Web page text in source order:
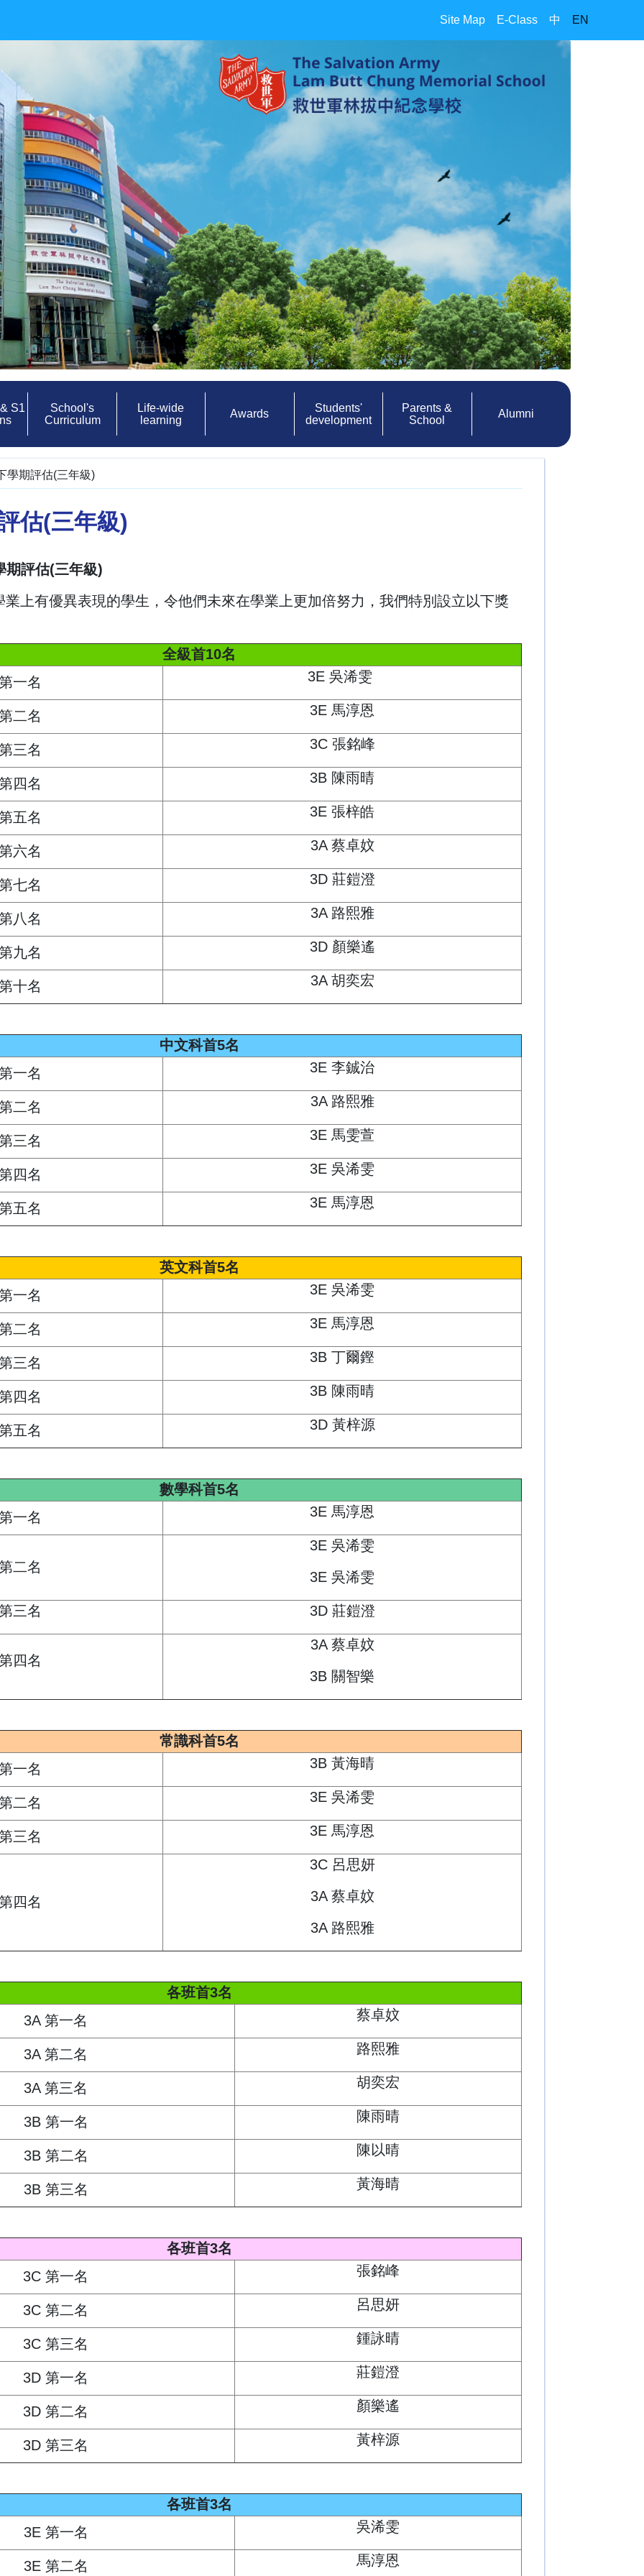
Site Map E-Class 中 EN
S1
School's
Curriculum
Life-wide
learning
Awards
Students'
development
Parents &
School
Alumni
學期評估(三年級)
估(三年級)
期評估(三年級)
上有優異表現的學生，令他們未來在學業上更加倍努力，我們特別設立以下獎
全級首10名
一名
3E 吳浠雯
二名 3E 馬淳恩
三名 3C 張銘峰
四名 3B 陳雨晴
五名 3E 張梓皓
六名 3A 蔡卓妏
七名 3D 莊鎧澄
八名 3A 路熙雅
九名 3D 顏樂遙
十名 3A 胡奕宏
中文科首5名
一名
3E 李鋮治
二名 3A 路熙雅
三名 3E 馬雯萱
四名 3E 吳浠雯
五名 3E 馬淳恩
英文科首5名
一名
3E 吳浠雯
二名 3E 馬淳恩
三名 3B 丁爾鏗
四名 3B 陳雨晴
五名 3D 黃梓源
數學科首5名
一名
3E 馬淳恩
二名
3E 吳浠雯
3E 吳浠雯
三名 3D 莊鎧澄
四名
3A 蔡卓妏
3B 關智樂
常識科首5名
一名
3B 黃海晴
二名 3E 吳浠雯
三名 3E 馬淳恩
四名
3C 呂思妍
3A 蔡卓妏
3A 路熙雅
各班首3名
3A 第一名
蔡卓妏
3A 第二名 路熙雅
3A 第三名 胡奕宏
3B 第一名 陳雨晴
3B 第二名 陳以晴
3B 第三名 黃海晴
各班首3名
3C 第一名
張銘峰
3C 第二名 呂思妍
3C 第三名 鍾詠晴
3D 第一名 莊鎧澄
3D 第二名 顏樂遙
3D 第三名 黃梓源
各班首3名
3E 第一名
吳浠雯
3E 第二名 馬淳恩